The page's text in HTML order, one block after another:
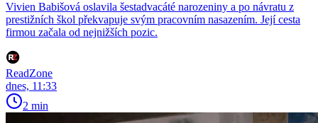
Vivien Babišová oslavila šestadvacáté narozeniny a po návratu z
prestižních škol překvapuje svým pracovním nasazením. Její cesta
firmou začala od nejnižších pozic.
ReadZone
dnes, 11:33
2 min